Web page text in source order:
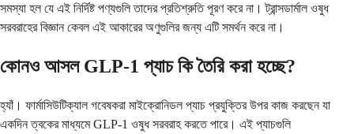
সমস্যা হল যে এই নির্দিষ্ট পণ্যগুলি তাদের প্রতিশ্রুতি পূরণ করে না। ট্রান্সডার্মাল ওষুধ
সরবরাহের বিজ্ঞান কেবল এই আকারের অণুগুলির জন্য এটি সমর্থন করে না।
কোনও আসল GLP-1 প্যাচ কি তৈরি করা হচ্ছে?
হ্যাঁ। ফার্মাসিউটিক্যাল গবেষকরা মাইক্রোনিডল প্যাচ প্রযুক্তির উপর কাজ করছেন যা
একদিন ত্বকের মাধ্যমে GLP-1 ওষুধ সরবরাহ করতে পারে। এই প্যাচগুলি